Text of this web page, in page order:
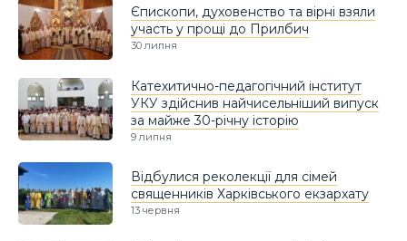
Єпископи, духовенство та вірні взяли
участь у прощі до Прилбич
30 липня
Катехитично-педагогічний інститут
УКУ здійснив найчисельніший випуск
за майже 30-річну історію
9 липня
Відбулися реколекції для сімей
священників Харківського екзархату
13 червня